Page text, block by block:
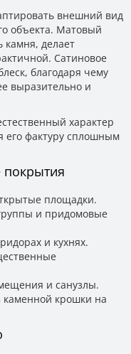
внешний вид
объекта. Матовый
камня, делает
Сатиновое
благодаря чему
выразительно и
характер
его фактуру сплошным
площадки.
и придомовые
и кухнях.
и санузлы.
каменной крошки на